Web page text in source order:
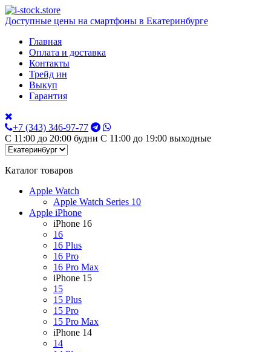
Доступные цены на смартфоны в Екатеринбурге
Главная
Оплата и доставка
Контакты
Трейд ин
Выкуп
Гарантия
+7 (343) 346-97-77
С 11:00 до 20:00 будни С 11:00 до 19:00 выходные
Каталог товаров
Apple Watch
Apple Watch Series 10
Apple iPhone
iPhone 16
16
16 Plus
16 Pro
16 Pro Max
iPhone 15
15
15 Plus
15 Pro
15 Pro Max
iPhone 14
14